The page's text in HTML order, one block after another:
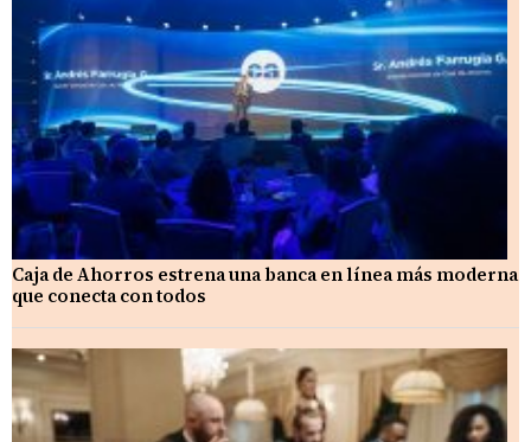
Caja de Ahorros estrena una banca en línea más moderna
que conecta con todos